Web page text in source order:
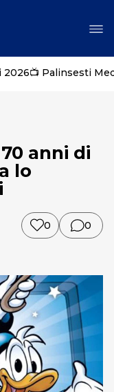
2026📺 Palinsesti
anni di
lo
0 0